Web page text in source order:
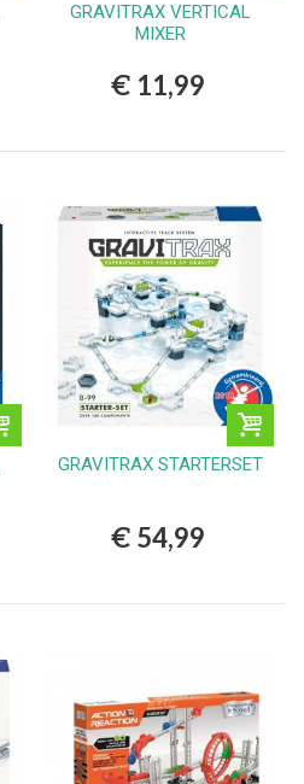
GRAVITRAX VERTICAL
MIXER
€ 11,99
GRAVITRAX STARTERSET
€ 54,99